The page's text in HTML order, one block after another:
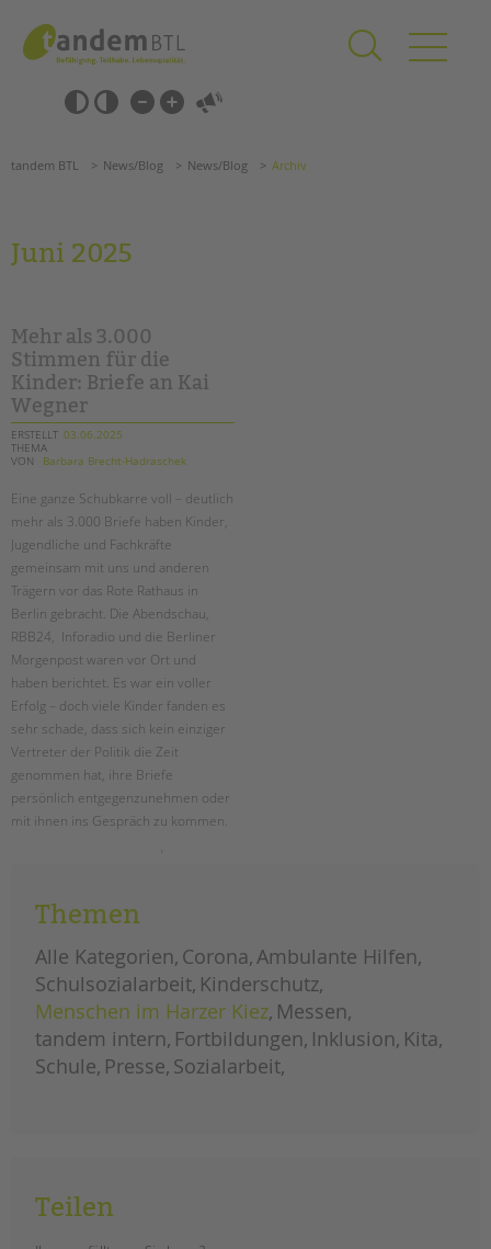
springen
Barrierefrei-
Einstellungen
überspringen
überspringen
Förderzentren
Kollegs
EFöB
Schulbezogene Sozialarbeit
Tagesgruppen
EINGLIEDERUNGSHILFE
BETREUTES WOHNEN
TANDEM BTL AKADEMIE
Zertfikatskurse
Seminarkalender
Seminarräume
STADTTEILARBEIT
PROFIL | LEITBILD
Unsere Videos
schoolcoach BTL
tandem international
KARRIERE
Stellenangebote
Briefe an Kai
tandem BTL News/Blog News/Blog Archiv
Juni 2025
Mehr als 3.000
Stimmen für die
Kinder: Briefe an Kai
Wegner
ERSTELLT 03.06.2025
THEMA
VON
Barbara Brecht-Hadraschek
Eine ganze Schubkarre voll – deutlich
mehr als 3.000 Briefe haben Kinder,
Jugendliche und Fachkräfte
gemeinsam mit uns und anderen
Trägern vor das Rote Rathaus in
Berlin gebracht. Die Abendschau,
RBB24, Inforadio und die Berliner
Morgenpost waren vor Ort und
haben berichtet. Es war ein voller
Erfolg – doch viele Kinder fanden es
sehr schade, dass sich kein einziger
Vertreter der Politik die Zeit
genommen hat, ihre Briefe
persönlich entgegenzunehmen oder
mit ihnen ins Gespräch zu kommen.
für
die
briefe
an
kai
wegner
Themen
Alle Kategorien Corona Ambulante Hilfen
Schulsozialarbeit Kinderschutz
Menschen im Harzer Kiez Messen
tandem intern Fortbildungen Inklusion Kita
Schule Presse Sozialarbeit
Teilen